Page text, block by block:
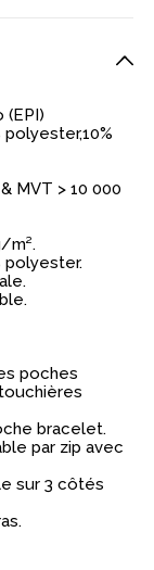
(EPI)
MVT > 10 000
m².
polyester.
poches
bracelet.
par zip avec
sur 3 côtés